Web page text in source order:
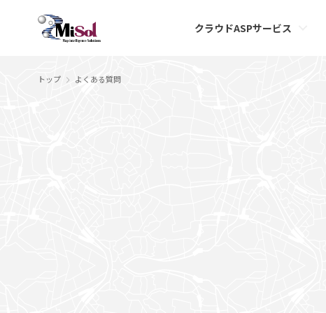
クラウドASPサービス
トップ よくある質問